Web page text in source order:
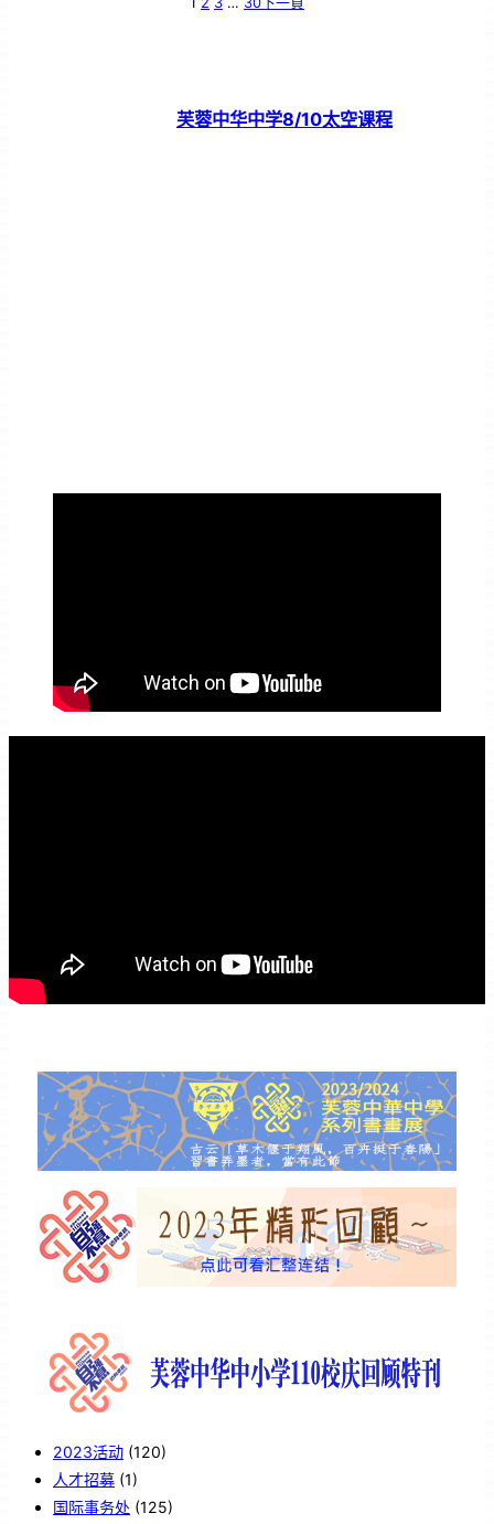
芙蓉中华中学8/10太空课程
2023活动 (120)
人才招募 (1)
国际事务处 (125)